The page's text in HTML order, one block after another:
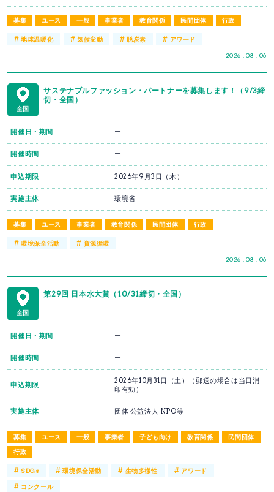
募集 ユース 一般 事業者 教育関係 民間団体 行政
2026 . 08 . 06
#地球温暖化 # 気候変動 #脱炭素 # アワード
全国
サステナブルファッション・パートナーを募集します！（9/3締
切・全国）
募集 ユース 事業者 教育関係 民間団体 行政
2026 . 08 . 06
開催日・期間 ー
開催時間 ー
申込期限 2026年9月3日（木）
実施主体 環境省
#環境保全活動 # 資源循環
全国
第29回 日本水大賞（10/31締切・全国）
募集 ユース 一般 事業者 子ども向け 教育関係
民間団体
行政
開催日・期間 ー
開催時間 ー
申込期限
2026年10月31日（土）（郵送の場合は当日消
印有効）
実施主体 団体 公益法人 NPO等
#SDGs #環境保全活動 # 生物多様性 # アワード
# コンクール